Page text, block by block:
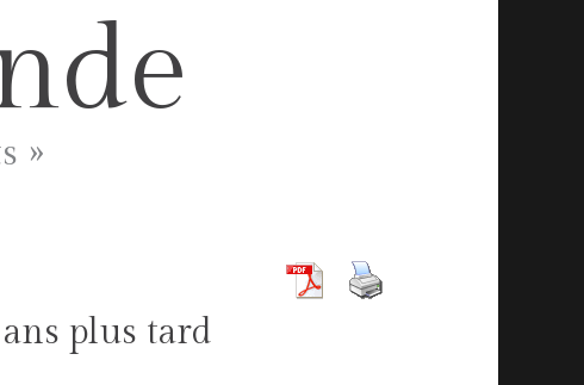
»
plus tard